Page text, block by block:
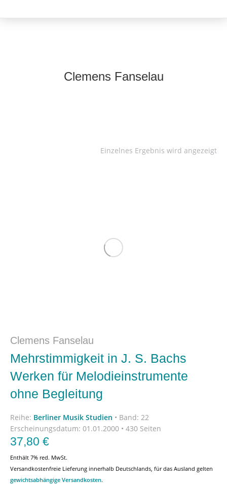
Clemens Fanselau
Einzelnes Ergebnis wird angezeigt
Clemens Fanselau
Mehrstimmigkeit in J. S. Bachs
Werken für Melodieinstrumente
ohne Begleitung
Reihe: Berliner Musik Studien • Band: 22
Erscheinungsdatum: 01.01.2000 • 430 Seiten
37,80 €
Enthält 7% red. MwSt.
Versandkostenfreie Lieferung innerhalb Deutschlands, für das Ausland gelten
gewichtsabhängige Versandkosten.